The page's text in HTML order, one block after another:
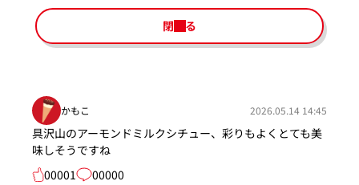
閉じる
かもこ 2026.05.14 14:45
具沢山のアーモンドミルクシチュー、彩りもよくとても美
味しそうですね
00001
00000